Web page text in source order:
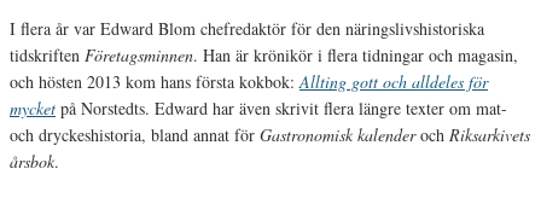
I flera år var Edward Blom chefredaktör för den näringslivshistoriska
tidskriften Företagsminnen. Han är krönikör i flera tidningar och magasin,
och hösten 2013 kom hans första kokbok:Allting gott och alldeles för
mycket på Norstedts. Edward har även skrivit flera längre texter om mat-
och dryckeshistoria, bland annat för Gastronomisk kalenderoch Riksarkivets
årsbok.